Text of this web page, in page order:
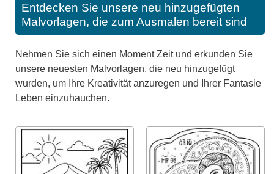
Entdecken Sie unsere neu hinzugefügten
Malvorlagen, die zum Ausmalen bereit sind
Nehmen Sie sich einen Moment Zeit und erkunden Sie
unsere neuesten Malvorlagen, die neu hinzugefügt
wurden, um Ihre Kreativität anzuregen und Ihrer Fantasie
Leben einzuhauchen.